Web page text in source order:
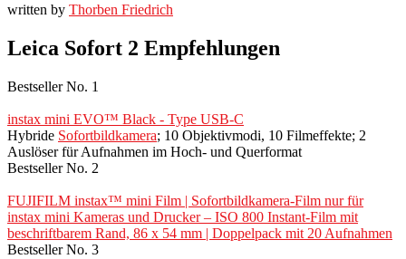
written by Thorben Friedrich
Leica Sofort 2 Empfehlungen
Bestseller No. 1
instax mini EVO™ Black - Type USB-C
Hybride Sofortbildkamera; 10 Objektivmodi, 10 Filmeffekte; 2
Auslöser für Aufnahmen im Hoch- und Querformat
Bestseller No. 2
FUJIFILM instax™ mini Film | Sofortbildkamera-Film nur für
instax mini Kameras und Drucker – ISO 800 Instant-Film mit
beschriftbarem Rand, 86 x 54 mm | Doppelpack mit 20 Aufnahmen
Bestseller No. 3